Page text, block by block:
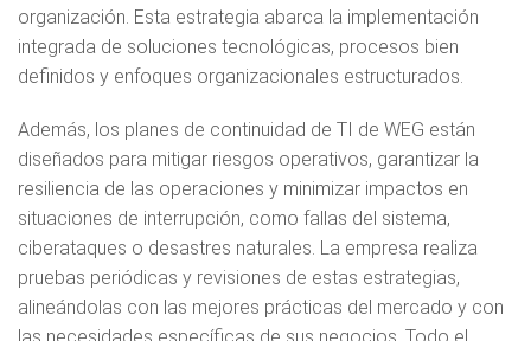
organización. Esta estrategia abarca la implementación
integrada de soluciones tecnológicas, procesos bien
definidos y enfoques organizacionales estructurados.
Además, los planes de continuidad de TI de WEG están
diseñados para mitigar riesgos operativos, garantizar la
resiliencia de las operaciones y minimizar impactos en
situaciones de interrupción, como fallas del sistema,
ciberataques o desastres naturales. La empresa realiza
pruebas periódicas y revisiones de estas estrategias,
alineándolas con las mejores prácticas del mercado y con
las necesidades específicas de sus negocios. Todo el